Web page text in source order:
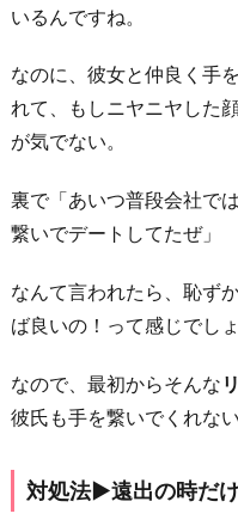
手
が
気
に
る
対
処
法
直
接
が
いるんですね。
なのに、彼女と仲良く手
れて、もしニヤニヤした
が気でない。
裏で「あいつ普段会社で
繋いでデートしてたぜ」
なんて言われたら、恥ず
ば良いの！って感じでしょ
なので、最初からそんな
彼氏も手を繋いでくれない
対処法▶︎遠出の時だ